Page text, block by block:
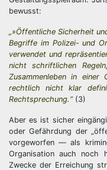
bewusst:
„»Öffentliche Sicherheit
Begriffe im Polizei- und
verwendet und
nicht schriftlichen
Zusammenleben in
rechtlich nicht klar
Rechtsprechung.“(3)
Aber es ist sicher
oder Gefährdung der
vorgeworfen — als
Organisation auch noch
Zwecke der Erreichung